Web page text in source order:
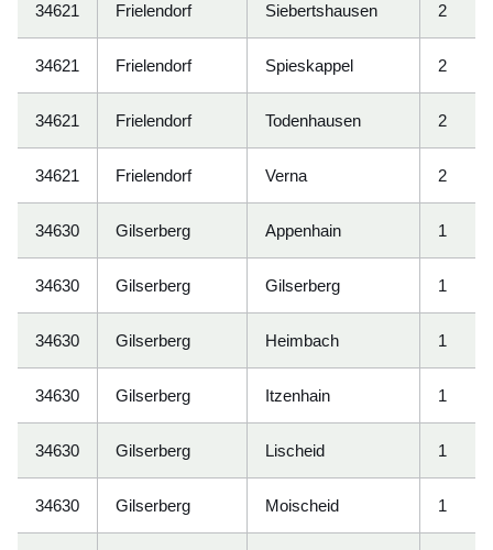
34621 Frielendorf Siebertshausen 2
34621 Frielendorf Spieskappel 2
34621 Frielendorf Todenhausen 2
34621 Frielendorf Verna 2
34630 Gilserberg Appenhain 1
34630 Gilserberg Gilserberg 1
34630 Gilserberg Heimbach 1
34630 Gilserberg Itzenhain 1
34630 Gilserberg Lischeid 1
34630 Gilserberg Moischeid 1